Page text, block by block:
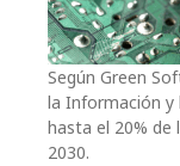
Según Green
la Información y
hasta el 20% de
2030.